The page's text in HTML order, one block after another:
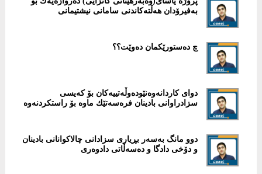
بەفیرۆدان هەڵتەكاندنی سامانی نیشتیمانی
چ دەستورێكمان دەوێت؟؟
دوای كاردانەوەنێودەوڵەتییەکان بۆ کەیسى
سزادراوانى بادینان فرەسەتێك ماوە بۆ راستكردنەوە
دوو مانگ بەسەر بڕیاری سزادانی چالاكوانانی بادینان
و دۆخی دادگا و دەسەڵاتی دادوەری